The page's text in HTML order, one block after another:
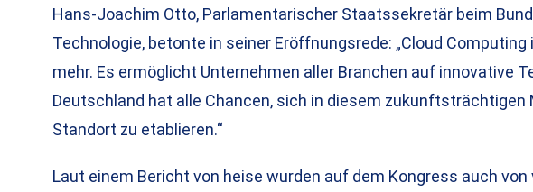
Hans-Joachim Otto, Parlamentarischer Staatssekretär beim
Technologie, betonte in seiner Eröffnungsrede: „Cloud
mehr. Es ermöglicht Unternehmen aller Branchen auf innovative
Deutschland hat alle Chancen, sich in diesem
Standort zu etablieren.“
Laut einem Bericht von heise wurden auf dem Kongress auch